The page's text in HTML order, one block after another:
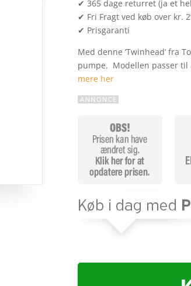
✔ 365 dage returret (ja et
✔ Fri Fragt ved køb over kr.
✔ Prisgaranti
Med denne ‘Twinhead’ fra
pumpe. Modellen passer
mere her